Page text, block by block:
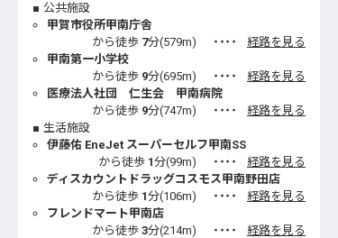
公共施設
甲賀市役所甲南庁舎
から徒歩 7分(579m) ・・・・
経路を見る
甲南第一小学校
から徒歩 9分(695m) ・・・・
経路を見る
医療法人社団 仁生会 甲南病院
から徒歩 9分(747m) ・・・・
経路を見る
生活施設
伊藤佑 EneJet スーパーセルフ甲南SS
から徒歩 1分(99m) ・・・・
経路を見る
ディスカウントドラッグコスモス甲南野田店
から徒歩 1分(106m) ・・・・
経路を見る
フレンドマート甲南店
から徒歩 3分(214m) ・・・・
経路を見る